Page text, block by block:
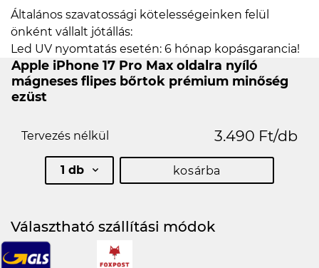
Általános szavatossági kötelességeinken felül
önként vállalt jótállás:
Led UV nyomtatás esetén: 6 hónap kopásgarancia!
Apple iPhone 17 Pro Max oldalra nyíló
mágneses flipes bőrtok prémium minőség
ezüst
Tervezés nélkül 3.490 Ft/db
1 db kosárba
Választható szállítási módok